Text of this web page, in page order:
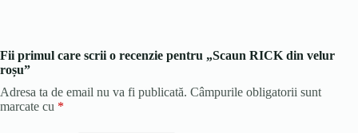
Fii primul care scrii o recenzie pentru „Scaun RICK din velur
roșu”
Adresa ta de email nu va fi publicată. Câmpurile obligatorii sunt
marcate cu *